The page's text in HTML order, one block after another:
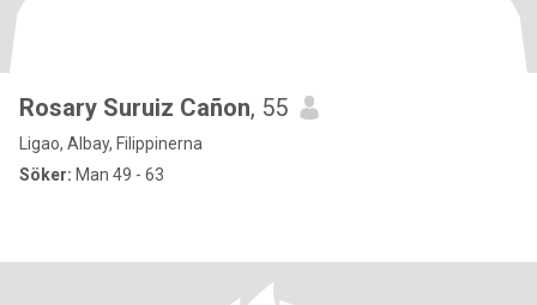
Rosary Suruiz Cañon, 55
Ligao, Albay, Filippinerna
Söker: Man 49 - 63